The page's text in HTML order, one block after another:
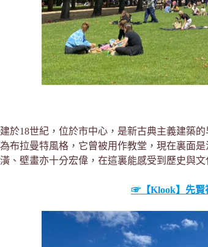
建於18世紀，位於市中心，是新古典主義建築
為布拉曼特風格，它曾被用作教堂，現在裏面
潢、壁畫亦十分宏偉，在這裏能感受到歷史與文
☞【Klook】先賢